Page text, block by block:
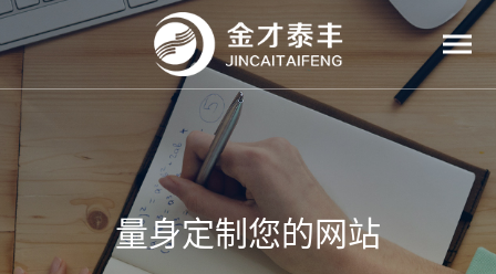
量身定制您的网站